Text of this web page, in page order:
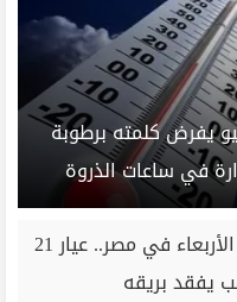
يفرض كلمته برطوبة
في ساعات الذروة
أسعار الذهب اليوم الأربعاء في مصر.. عيار 21
يفقد بريقه